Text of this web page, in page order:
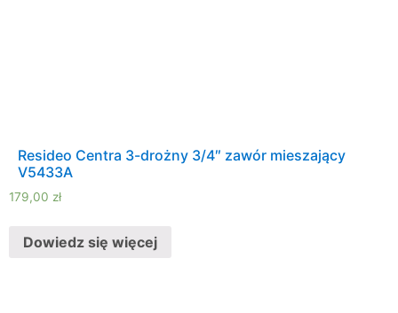
Resideo Centra 3-drożny 3/4″ zawór mieszający
V5433A
179,00 zł
Dowiedz się więcej